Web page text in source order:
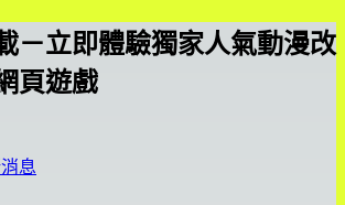
－立即體驗獨家人氣動漫改
頁遊戲
息